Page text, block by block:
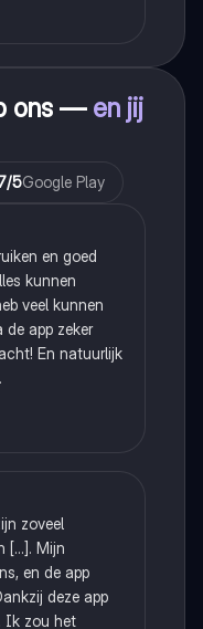
ons — en jij
/5Google Play
en goed
kunnen
veel kunnen
de app zeker
En natuurlijk
zoveel
[...]. Mijn
en de app
deze app
Ik zou het